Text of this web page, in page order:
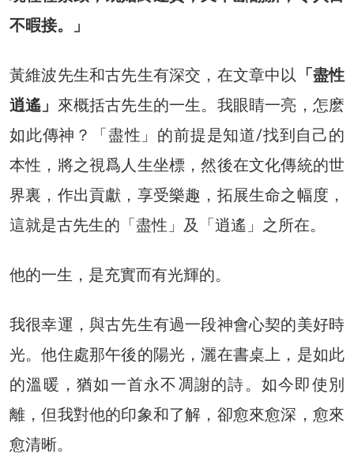
不暇接。」
黃維波先生和古先生有深交，在文章中以 「盡性
逍遙」 來概括古先生的一生。我眼睛一亮，怎麽
如此傳神？「盡性」的前提是知道/找到自己的
本性，將之視爲人生坐標，然後在文化傳統的世
界裏，作出貢獻，享受樂趣，拓展生命之幅度，
這就是古先生的「盡性」及「逍遙」之所在。
他的一生，是充實而有光輝的。
我很幸運，與古先生有過一段神會心契的美好時
光。他住處那午後的陽光，灑在書桌上，是如此
的溫暖，猶如一首永不凋謝的詩。如今即使別
離，但我對他的印象和了解，卻愈來愈深，愈來
愈清晰。